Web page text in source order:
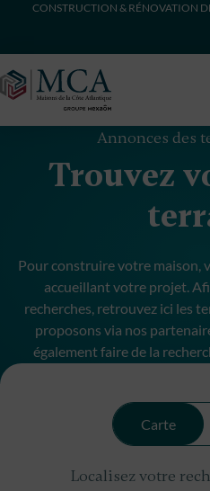
CONSTRUCTION & RÉNOVATION
Annonces des
Trouvez
Pour construire votre maison,
accueillant votre projet.
recherches, retrouvez ici les
proposons via nos
également faire de la
Carte
Localisez votre